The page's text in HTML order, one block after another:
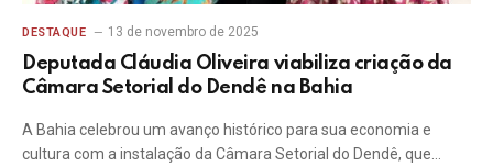
DESTAQUE 13 de novembro de 2025
Deputada Cláudia Oliveira viabiliza criação da
Câmara Setorial do Dendê na Bahia
A Bahia celebrou um avanço histórico para sua economia e
cultura com a instalação da Câmara Setorial do Dendê, que…